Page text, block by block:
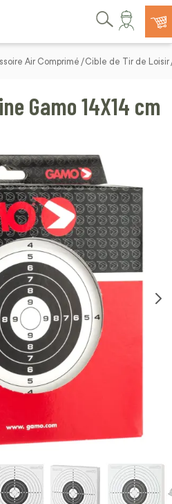
Rechercher
Air Comprimé Cible de Tir de Loisir
Gamo 14X14 cm